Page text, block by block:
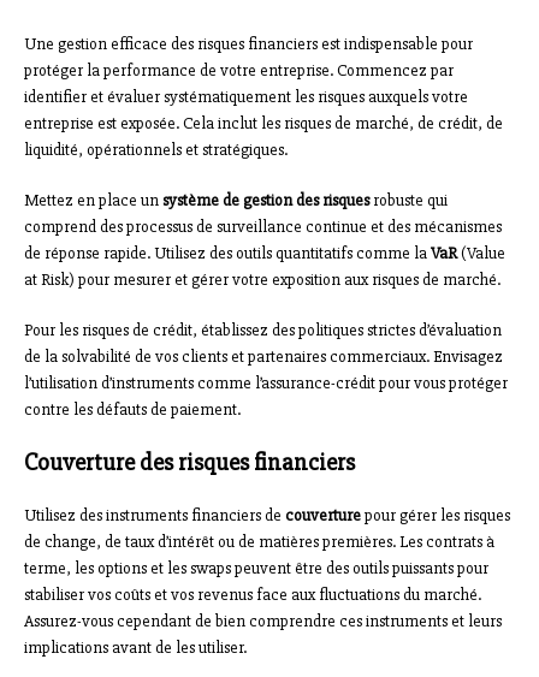
Une gestion efficace des risques financiers est indispensable pour
protéger la performance de votre entreprise. Commencez par
identifier et évaluer systématiquement les risques auxquels votre
entreprise est exposée. Cela inclut les risques de marché, de crédit, de
liquidité, opérationnels et stratégiques.
Mettez en place unsystème de gestion des risquesrobuste qui
comprend des processus de surveillance continue et des mécanismes
de réponse rapide. Utilisez des outils quantitatifs comme laVaR(Value
at Risk) pour mesurer et gérer votre exposition aux risques de marché.
Pour les risques de crédit, établissez des politiques strictes d’évaluation
de la solvabilité de vos clients et partenaires commerciaux. Envisagez
l’utilisation d’instruments comme l’assurance-crédit pour vous protéger
contre les défauts de paiement.
Couverture des risques financiers
Utilisez des instruments financiers de couverturepour gérer les risques
de change, de taux d’intérêt ou de matières premières. Les contrats à
terme, les options et les swaps peuvent être des outils puissants pour
stabiliser vos coûts et vos revenus face aux fluctuations du marché.
Assurez-vous cependant de bien comprendre ces instruments et leurs
implications avant de les utiliser.